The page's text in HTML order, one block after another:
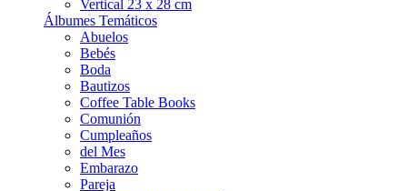
Vertical 23 x 28 cm
Álbumes Temáticos
Abuelos
Bebés
Boda
Bautizos
Coffee Table Books
Comunión
Cumpleaños
del Mes
Embarazo
Pareja